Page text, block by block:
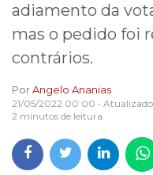
adiamento da
mas o pedido foi
contrários.
PorAngelo Ananias
21/05/2022 00:00 • Atualizado
2 minutos de leitura